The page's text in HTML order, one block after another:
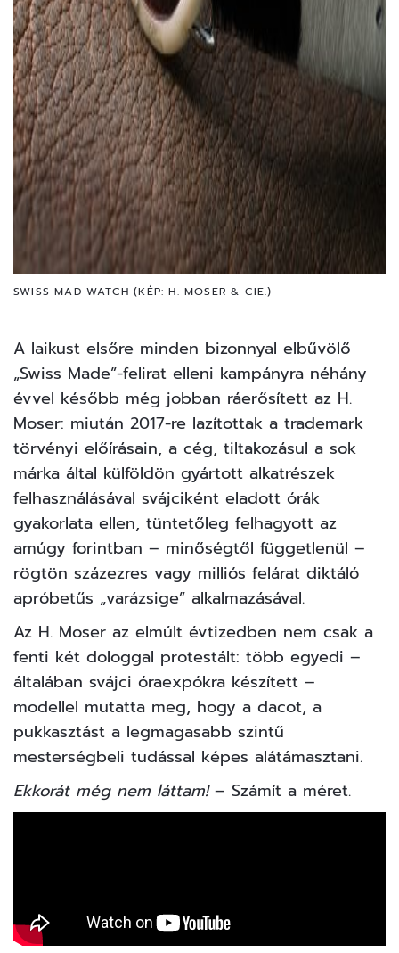
SWISS MAD WATCH (KÉP: H. MOSER & CIE.)
A laikust elsőre minden bizonnyal elbűvölő
„Swiss Made”-felirat elleni kampányra néhány
évvel később még jobban ráerősített az H.
Moser: miután 2017-re lazítottak a trademark
törvényi előírásain, a cég, tiltakozásul a sok
márka által külföldön gyártott alkatrészek
felhasználásával svájciként eladott órák
gyakorlata ellen, tüntetőleg felhagyott az
amúgy forintban – minőségtől függetlenül –
rögtön százezres vagy milliós felárat diktáló
apróbetűs „varázsige” alkalmazásával.
Az H. Moser az elmúlt évtizedben nem csak a
fenti két dologgal protestált: több egyedi –
általában svájci óraexpókra készített –
modellel mutatta meg, hogy a dacot, a
pukkasztást a legmagasabb szintű
mesterségbeli tudással képes alátámasztani.
Ekkorát még nem láttam!– Számít a méret.